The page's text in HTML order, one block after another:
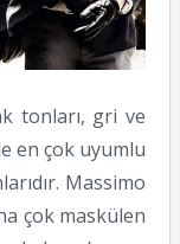
tonları, gri ve
en çok uyumlu
Massimo
çok maskülen